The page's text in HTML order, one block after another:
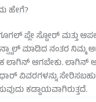
ಹೇಗೆ?
ಪ್ಲೇ ಸ್ಟೋರ್
ಮಾಡಿದ ನಂತರ ನಿಮ್ಮ
ಲಾಗಿನ್ ಆಗಬೇಕು.
ವಿವರಗಳನ್ನು
ಕಡ್ಡಾಯವಾಗಿರುತ್ತದೆ.